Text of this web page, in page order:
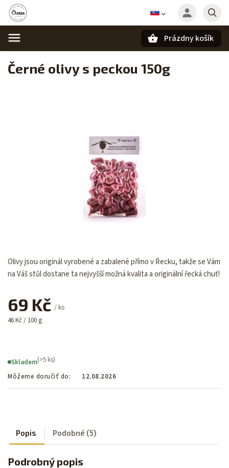
Prázdny košík
Černé olivy s peckou 150g
69 Kč/ ks
46 Kč / 100 g
Skladem(>5 ks)
Môžeme doručiť do:
12.08.2026
Olivy jsou originál vyrobené a zabalené přímo v Řecku, takže se Vám
na Váš stůl dostane ta nejvyšší možná kvalita a originální řecká chuť!
Popis Podobné (5)
Podrobný popis